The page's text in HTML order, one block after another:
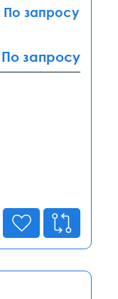
По запросу
По запросу